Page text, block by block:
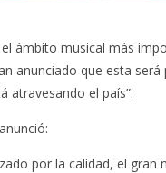
ámbito musical más
anunciado que esta
atravesando el país”.
por la calidad, el gran